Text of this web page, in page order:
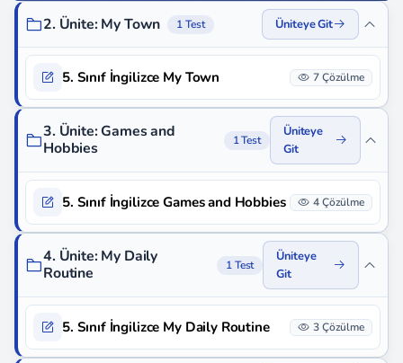
2. Ünite: My Town 1 Test Üniteye Git
5. Sınıf İngilizce My Town 7 Çözülme
3. Ünite: Games and
Hobbies
1 Test
Üniteye
Git
5. Sınıf İngilizce Games and Hobbies 4 Çözülme
4. Ünite: My Daily
Routine
1 Test
Üniteye
Git
5. Sınıf İngilizce My Daily Routine 3 Çözülme